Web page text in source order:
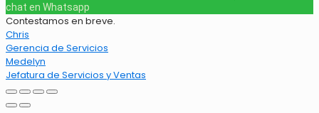
chat en Whatsapp
Contestamos en breve.
Chris
Gerencia de Servicios
Medelyn
Jefatura de Servicios y Ventas